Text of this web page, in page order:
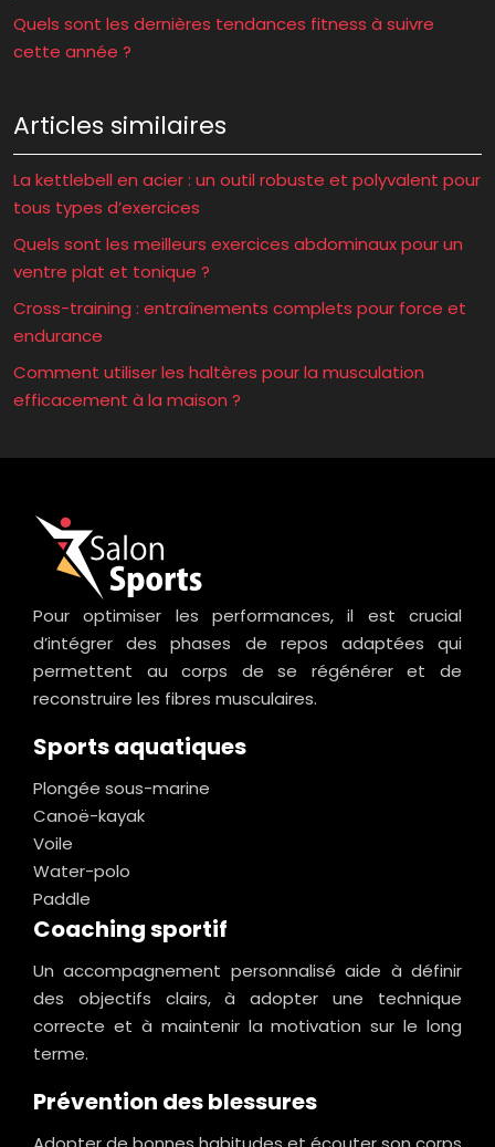
Quels sont les dernières tendances fitness à suivre
cette année ?
Articles similaires
La kettlebell en acier : un outil robuste et polyvalent pour
tous types d’exercices
Quels sont les meilleurs exercices abdominaux pour un
ventre plat et tonique ?
Cross-training : entraînements complets pour force et
endurance
Comment utiliser les haltères pour la musculation
efficacement à la maison ?
Pour optimiser les performances, il est crucial
d’intégrer des phases de repos adaptées qui
permettent au corps de se régénérer et de
reconstruire les fibres musculaires.
Sports aquatiques
Plongée sous-marine
Canoë-kayak
Voile
Water-polo
Paddle
Coaching sportif
Un accompagnement personnalisé aide à définir
des objectifs clairs, à adopter une technique
correcte et à maintenir la motivation sur le long
terme.
Prévention des blessures